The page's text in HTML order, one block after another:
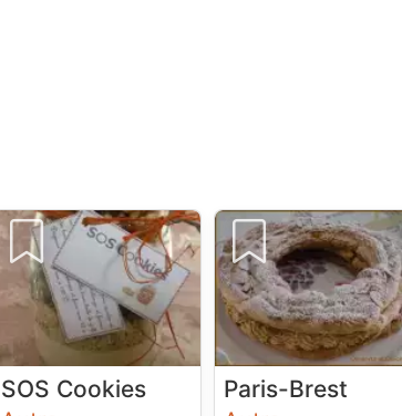
SOS Cookies Paris-Brest